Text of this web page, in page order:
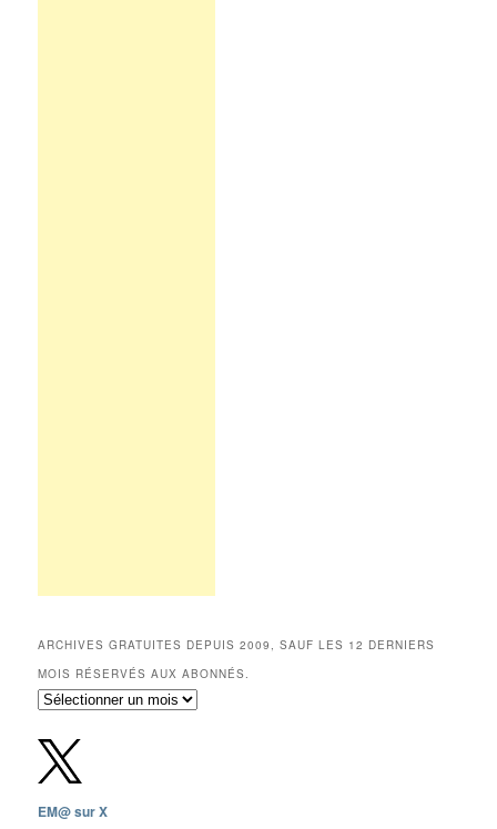
ARCHIVES GRATUITES DEPUIS 2009, SAUF LES 12 DERNIERS
MOIS RÉSERVÉS AUX ABONNÉS.
Archives
depuis
2009,
sauf
les
EM@ sur X